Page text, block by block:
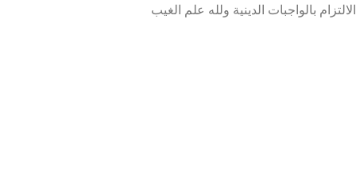
الالتزام بالواجبات الدينية ولله علم الغيب